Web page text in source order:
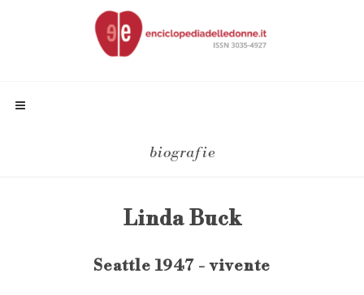
biografie
Linda Buck
Seattle 1947 - vivente